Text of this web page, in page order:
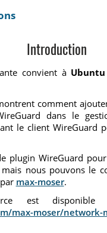
Introduction
convient à
comment
dans le
le client WireGuard
plugin WireGuard
mais nous pouvons le
max-moser.
est
max-moser/network-